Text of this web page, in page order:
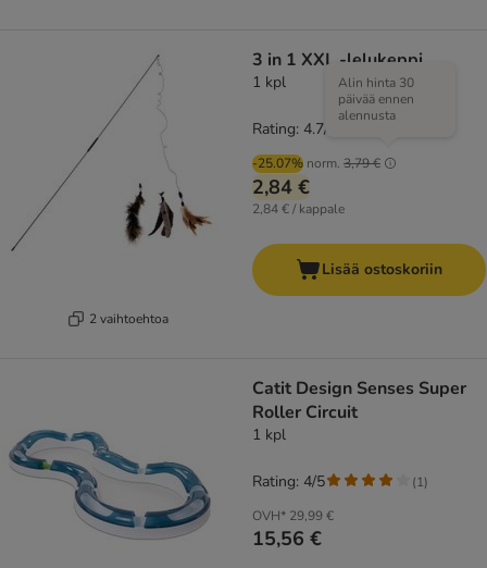
2 vaihtoehtoa
3 in 1 XXL -lelukeppi
1 kpl
-25.07% norm. 3,79 €
Alin hinta 30
päivää ennen
alennusta
2,84 €
2,84 € / kappale
Rating: 4.7/5
Lisää ostoskoriin
Catit Design Senses Super
Roller Circuit
1 kpl
OVH* 29,99 €
15,56 €
Rating: 4/5 (1)